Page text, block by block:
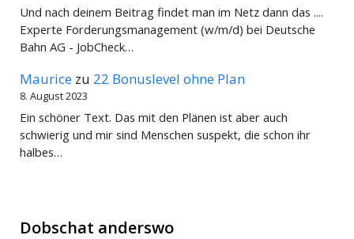
Und nach deinem Beitrag findet man im Netz dann das ....
Experte Forderungsmanagement (w/m/d) bei Deutsche
Bahn AG - JobCheck…
Maurice zu 22 Bonuslevel ohne Plan
8. August 2023
Ein schöner Text. Das mit den Plänen ist aber auch
schwierig und mir sind Menschen suspekt, die schon ihr
halbes…
Dobschat anderswo